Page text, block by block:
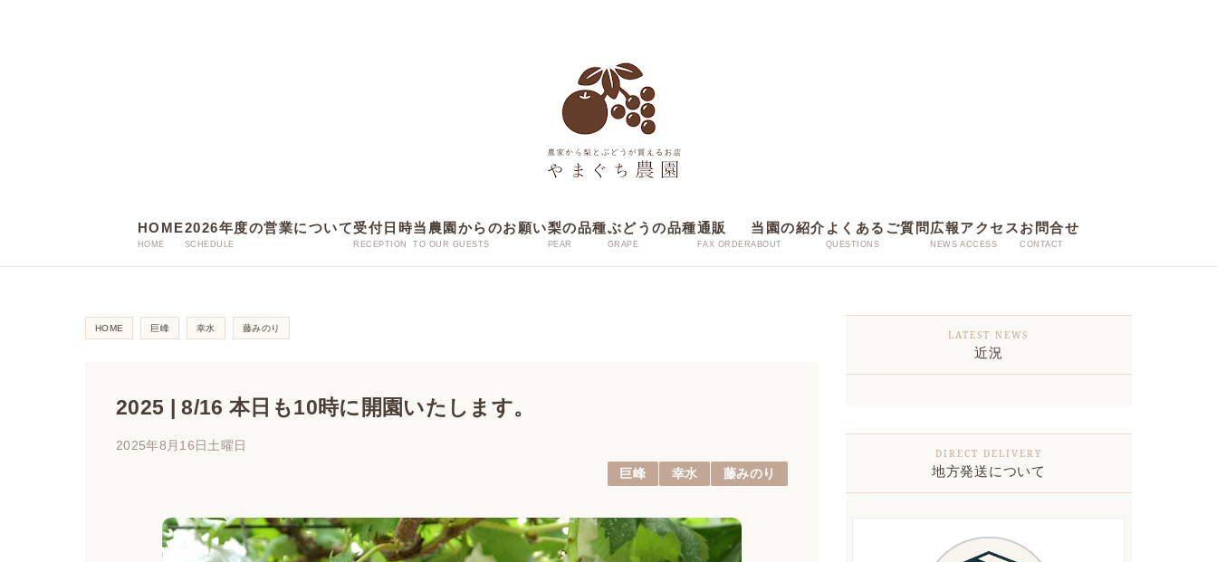
HOME2026年度の営業について受付日時当農園からのお願い梨の品種ぶどうの品種通販 当園の紹介 よくあるご質問 広報アクセスお問合せ
HOME 巨峰 幸水 藤みのり
2025 | 8/16 本日も10時に開園いたします。
2025年8月16日土曜日
巨峰 幸水 藤みのり
近況
地方発送について